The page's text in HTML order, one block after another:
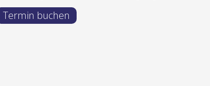
Termin buchen